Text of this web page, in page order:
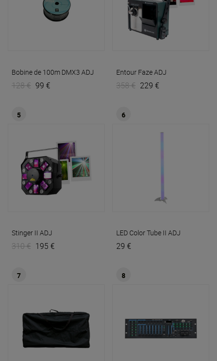
Bobine de 100m DMX3 ADJ
128 € 99 €
Entour FazeADJ
358 € 229 €
5
Stinger II ADJ
310 € 195 €
6
LED Color Tube II ADJ
29 €
7 8